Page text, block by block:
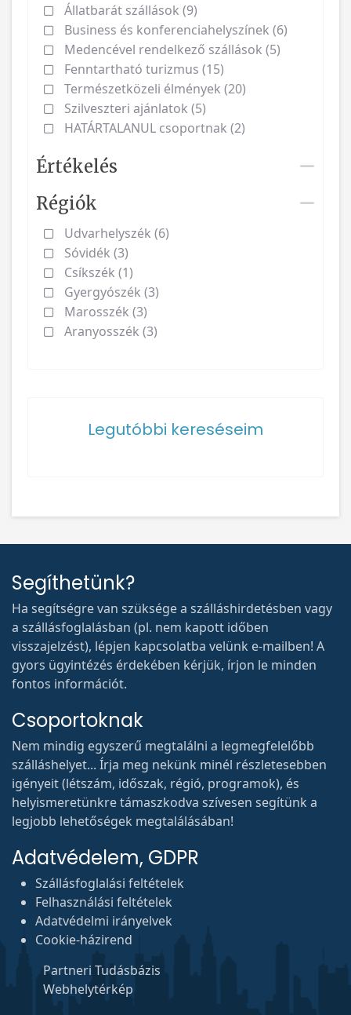
Állatbarát szállások (9)
Business és konferenciahelyszínek (6)
Medencével rendelkező szállások (5)
Fenntartható turizmus (15)
Természetközeli élmények (20)
Szilveszteri ajánlatok (5)
HATÁRTALANUL csoportnak (2)
Értékelés
Régiók
Udvarhelyszék (6)
Sóvidék (3)
Csíkszék (1)
Gyergyószék (3)
Marosszék (3)
Aranyosszék (3)
Legutóbbi kereséseim
Segíthetünk?
Ha segítségre van szüksége a szálláshirdetésben vagy
a szállásfoglalásban (pl. nem kapott időben
visszajelzést), lépjen kapcsolatba velünk e-mailben! A
gyors ügyintézés érdekében kérjük, írjon le minden
fontos információt.
Csoportoknak
Nem mindig egyszerű megtalálni a legmegfelelőbb
szálláshelyet... Írja meg nekünk minél részletesebben
igényeit (létszám, időszak, régió, programok), és
helyismeretünkre támaszkodva szívesen segítünk a
legjobb lehetőségek megtalálásában!
Adatvédelem, GDPR
Szállásfoglalási feltételek
Felhasználási feltételek
Adatvédelmi irányelvek
Cookie-házirend
Partneri Tudásbázis
Webhelytérkép